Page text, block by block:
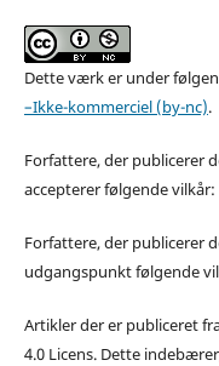
Dette værk er under
–Ikke-kommerciel (by-nc).
Forfattere, der publicerer
accepterer følgende vilkår:
Forfattere, der publicerer
udgangspunkt følgende
Artikler der er publiceret
4.0 Licens. Dette